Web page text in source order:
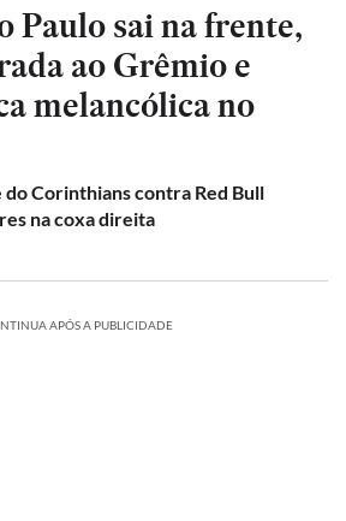
Paulo sai na frente,
ao Grêmio e
melancólica no
Corinthians contra Red Bull
na coxa direita
APÓS A PUBLICIDADE